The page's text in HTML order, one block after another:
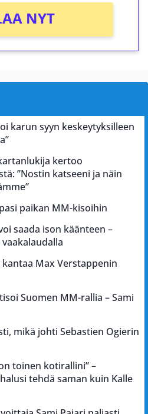
NYT
karun syyn keskeytyksilleen
kertoo
”Nostin katseeni ja näin
paikan MM-kisoihin
saada ison käänteen –
Max Verstappenin
Suomen MM-rallia – Sami
mikä johti Sebastien Ogierin
toinen kotirallini” –
tehdä saman kuin Kalle